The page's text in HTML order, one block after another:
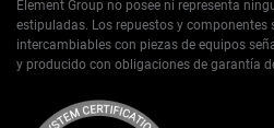
Element Group no posee ni representa
estipuladas. Los repuestos y componentes
intercambiables con piezas de equipos
y producido con obligaciones de garantía